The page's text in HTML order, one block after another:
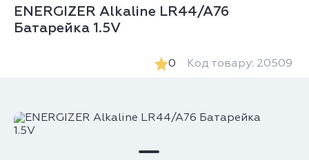
ENERGIZER Alkaline LR44/A76
Батарейка 1.5V
0 Код товару: 20509